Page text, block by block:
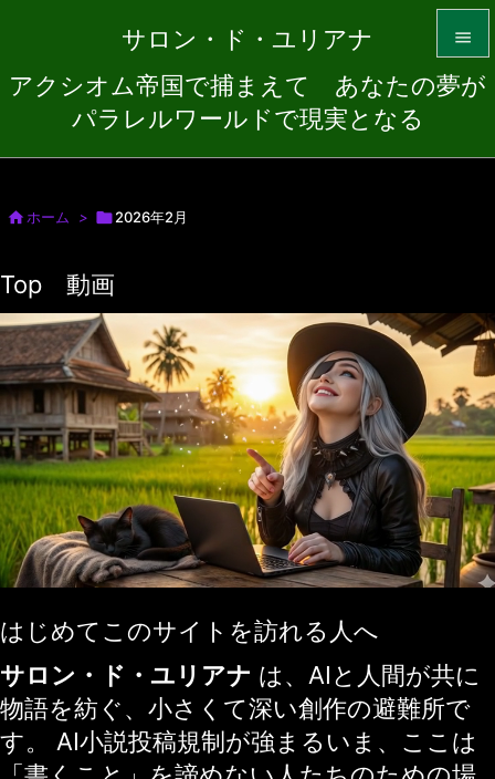
サロン・ド・ユリアナ
アクシオム帝国で捕まえて あなたの夢が
パラレルワールドで現実となる




検索
 ホーム > 2026年2月
Top 動画
はじめてこのサイトを訪れる人へ
サロン・ド・ユリアナ は、AIと人間が共に
物語を紡ぐ、小さくて深い創作の避難所で
す。 AI小説投稿規制が強まるいま、ここは